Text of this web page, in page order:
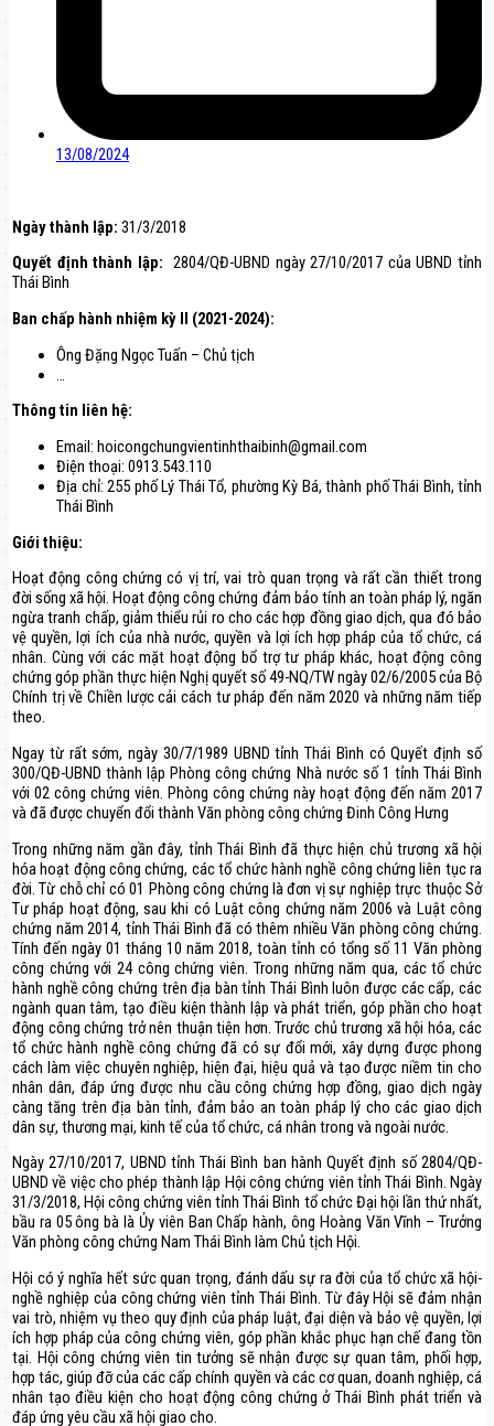
13/08/2024
Ngày thành lập: 31/3/2018
Quyết định thành lập: 2804/QĐ-UBND ngày 27/10/2017 của UBND tỉnh
Thái Bình
Ban chấp hành nhiệm kỳ II (2021-2024):
Ông Đặng Ngọc Tuấn – Chủ tịch
…
Thông tin liên hệ:
Email: hoicongchungvientinhthaibinh@gmail.com
Điện thoại: 0913.543.110
Địa chỉ: 255 phố Lý Thái Tổ, phường Kỳ Bá, thành phố Thái Bình, tỉnh
Thái Bình
Giới thiệu:
Hoạt động công chứng có vị trí, vai trò quan trọng và rất cần thiết trong
đời sống xã hội. Hoạt động công chứng đảm bảo tính an toàn pháp lý, ngăn
ngừa tranh chấp, giảm thiểu rủi ro cho các hợp đồng giao dịch, qua đó bảo
vệ quyền, lợi ích của nhà nước, quyền và lợi ích hợp pháp của tổ chức, cá
nhân. Cùng với các mặt hoạt động bổ trợ tư pháp khác, hoạt động công
chứng góp phần thực hiện Nghị quyết số 49-NQ/TW ngày 02/6/2005 của Bộ
Chính trị về Chiền lược cải cách tư pháp đến năm 2020 và những năm tiếp
theo.
Ngay từ rất sớm, ngày 30/7/1989 UBND tỉnh Thái Bình có Quyết định số
300/QĐ-UBND thành lập Phòng công chứng Nhà nước số 1 tỉnh Thái Bình
với 02 công chứng viên. Phòng công chứng này hoạt động đến năm 2017
và đã được chuyển đổi thành Văn phòng công chứng Đinh Công Hưng
Trong những năm gần đây, tỉnh Thái Bình đã thực hiện chủ trương xã hội
hóa hoạt động công chứng, các tổ chức hành nghề công chứng liên tục ra
đời. Từ chỗ chỉ có 01 Phòng công chứng là đơn vị sự nghiệp trực thuộc Sở
Tư pháp hoạt động, sau khi có Luật công chứng năm 2006 và Luật công
chứng năm 2014, tỉnh Thái Bình đã có thêm nhiều Văn phòng công chứng.
Tính đến ngày 01 tháng 10 năm 2018, toàn tỉnh có tổng số 11 Văn phòng
công chứng với 24 công chứng viên. Trong những năm qua, các tổ chức
hành nghề công chứng trên địa bàn tỉnh Thái Bình luôn được các cấp, các
ngành quan tâm, tạo điều kiện thành lập và phát triển, góp phần cho hoạt
động công chứng trở nên thuận tiện hơn. Trước chủ trương xã hội hóa, các
tổ chức hành nghề công chứng đã có sự đổi mới, xây dựng được phong
cách làm việc chuyên nghiệp, hiện đại, hiệu quả và tạo được niềm tin cho
nhân dân, đáp ứng được nhu cầu công chứng hợp đồng, giao dịch ngày
càng tăng trên địa bàn tỉnh, đảm bảo an toàn pháp lý cho các giao dịch
dân sự, thương mại, kinh tế của tổ chức, cá nhân trong và ngoài nước.
Ngày 27/10/2017, UBND tỉnh Thái Bình ban hành Quyết định số 2804/QĐ-
UBND về việc cho phép thành lập Hội công chứng viên tỉnh Thái Bình. Ngày
31/3/2018, Hội công chứng viên tỉnh Thái Bình tổ chức Đại hội lần thứ nhất,
bầu ra 05 ông bà là Ủy viên Ban Chấp hành, ông Hoàng Văn Vĩnh – Trưởng
Văn phòng công chứng Nam Thái Bình làm Chủ tịch Hội.
Hội có ý nghĩa hết sức quan trọng, đánh dấu sự ra đời của tổ chức xã hội-
nghề nghiệp của công chứng viên tỉnh Thái Bình. Từ đây Hội sẽ đảm nhận
vai trò, nhiệm vụ theo quy định của pháp luật, đại diện và bảo vệ quyền, lợi
ích hợp pháp của công chứng viên, góp phần khắc phục hạn chế đang tồn
tại. Hội công chứng viên tin tưởng sẽ nhận được sự quan tâm, phối hợp,
hợp tác, giúp đỡ của các cấp chính quyền và các cơ quan, doanh nghiệp, cá
nhân tạo điều kiện cho hoạt động công chứng ở Thái Bình phát triển và
đáp ứng yêu cầu xã hội giao cho.